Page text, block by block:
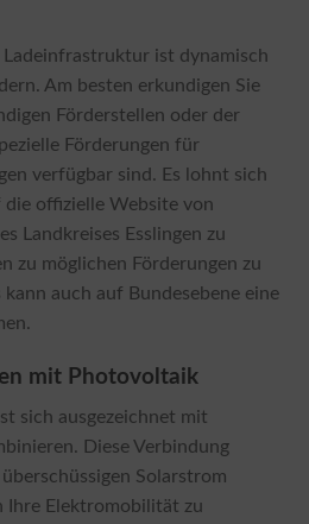
ist dynamisch
Am besten erkundigen Sie
Förderstellen oder der
Förderungen für
verfügbar sind. Es lohnt sich
offizielle Website von
Landkreises Esslingen zu
zu möglichen Förderungen zu
auch auf Bundesebene eine
mit Photovoltaik
sich ausgezeichnet mit
Diese Verbindung
Solarstrom
Ihre Elektromobilität zu